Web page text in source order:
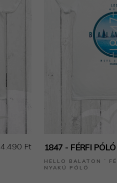
4.490 Ft 1847 - FÉRFI
HELLO BALATON ˙
NYAKÚ PÓLÓ